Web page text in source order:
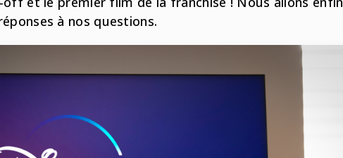
à nos questions.